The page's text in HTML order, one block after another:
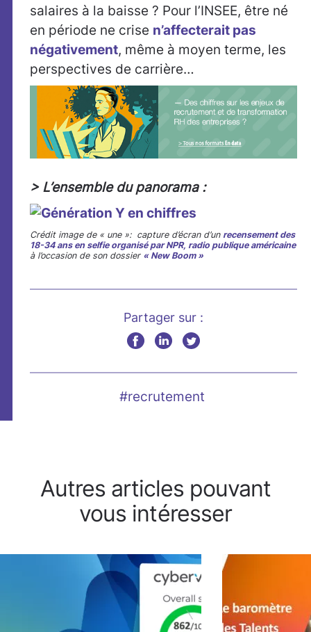
salaires à la baisse ? Pour l’INSEE, être né
en période ne crise n’affecterait pas
négativement, même à moyen terme, les
perspectives de carrière…
> L’ensemble du panorama :
Crédit image de « une »: capture d’écran d’un recensement des
18-34 ans en selfie organisé par NPR, radio publique américaine
à l’occasion de son dossier « New Boom »
Partager sur :
#recrutement
Autres articles pouvant
vous intéresser